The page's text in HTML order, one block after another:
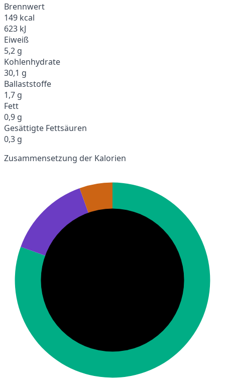
Brennwert
149 kcal
623 kJ
Eiweiß
5,2 g
Kohlenhydrate
30,1 g
Ballaststoffe
1,7 g
Fett
0,9 g
Gesättigte Fettsäuren
0,3 g
Zusammensetzung der Kalorien